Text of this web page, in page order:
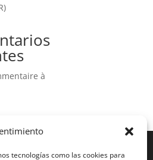
tecnologías como las cookies para
à